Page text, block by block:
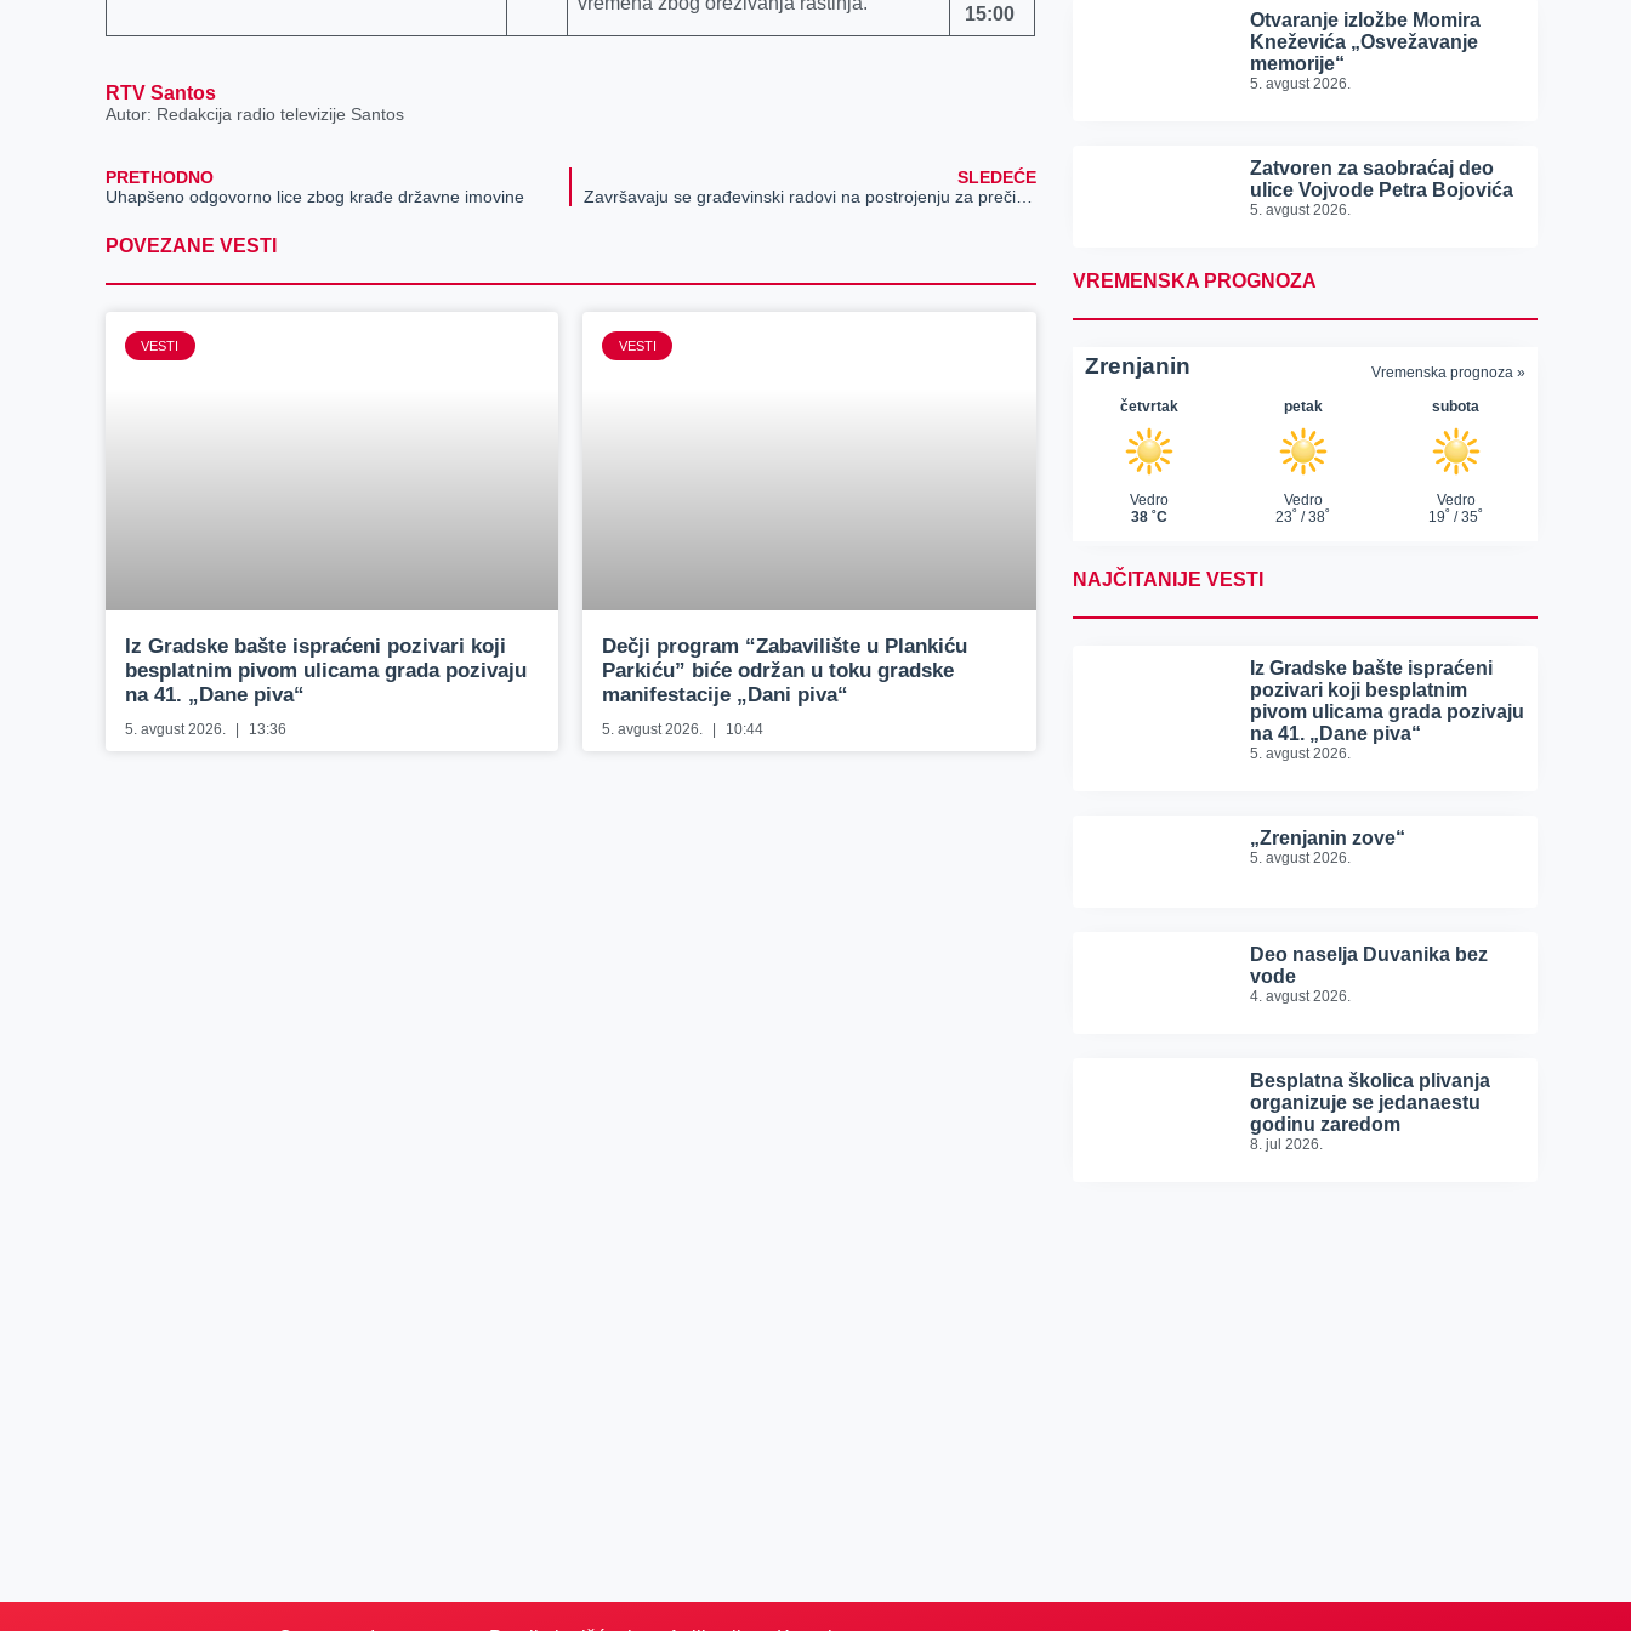
15:00
RTV Santos
Autor: Redakcija radio televizije Santos
PRETHODNO
Uhapšeno odgovorno lice zbog krađe državne imovine
SLEDEĆE
POVEZANE VESTI
VESTI
Iz Gradske bašte ispraćeni pozivari koji
besplatnim pivom ulicama grada pozivaju
na 41. „Dane piva“
5. avgust 2026. 13:36
VESTI
Dečji program “Zabavilište u Plankiću
Parkiću” biće održan u toku gradske
manifestacije „Dani piva“
5. avgust 2026. 10:44
Otvaranje izložbe Momira
Kneževića „Osvežavanje
memorije“
5. avgust 2026.
Zatvoren za saobraćaj deo
ulice Vojvode Petra Bojovića
5. avgust 2026.
VREMENSKA PROGNOZA
NAJČITANIJE VESTI
Iz Gradske bašte ispraćeni
pozivari koji besplatnim
pivom ulicama grada pozivaju
na 41. „Dane piva“
5. avgust 2026.
„Zrenjanin zove“
5. avgust 2026.
Deo naselja Duvanika bez
vode
4. avgust 2026.
Besplatna školica plivanja
organizuje se jedanaestu
godinu zaredom
8. jul 2026.